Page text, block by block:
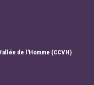
de l'Homme (CCVH)